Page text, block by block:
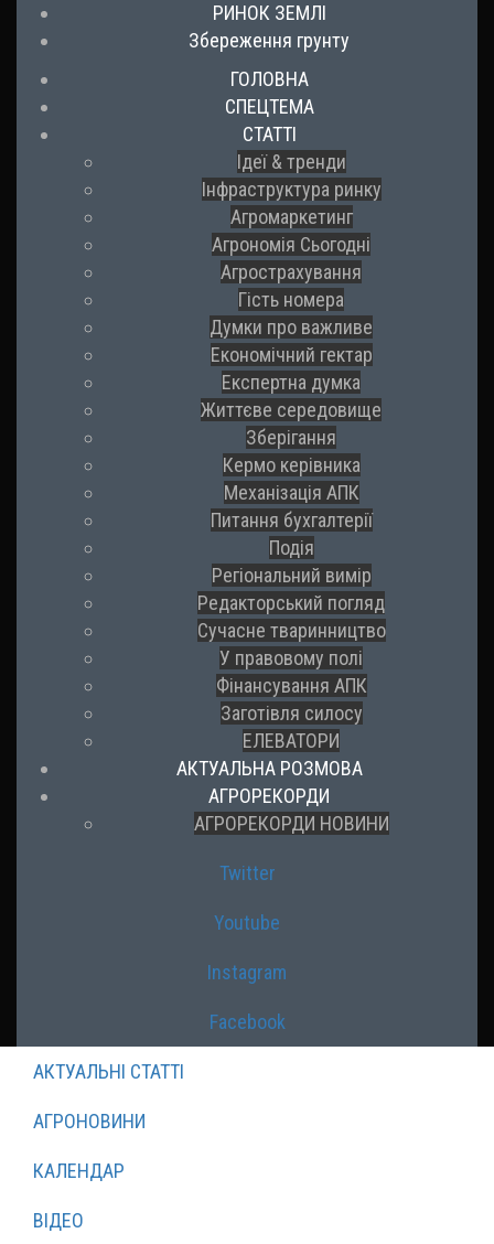
РИНОК ЗЕМЛІ
Збереження грунту
ГОЛОВНА
СПЕЦТЕМА
СТАТТІ
Ідеї & тренди
Інфраструктура ринку
Агромаркетинг
Агрономія Сьогодні
Агрострахування
Гість номера
Думки про важливе
Економічний гектар
Експертна думка
Життєве середовище
Зберігання
Кермо керівника
Механізація АПК
Питання бухгалтерії
Подія
Регіональний вимір
Редакторський погляд
Сучасне тваринництво
У правовому полі
Фінансування АПК
Заготівля силосу
ЕЛЕВАТОРИ
АКТУАЛЬНА РОЗМОВА
АГРОРЕКОРДИ
АГРОРЕКОРДИ НОВИНИ
Twitter
Youtube
Instagram
Facebook
АКТУАЛЬНІ СТАТТІ
АГРОНОВИНИ
КАЛЕНДАР
ВІДЕО